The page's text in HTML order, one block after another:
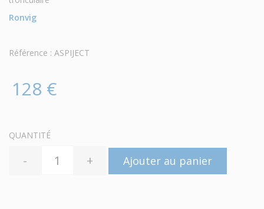
Ronvig
Référence : ASPIJECT
128 €
QUANTITÉ
- + Ajouter au panier